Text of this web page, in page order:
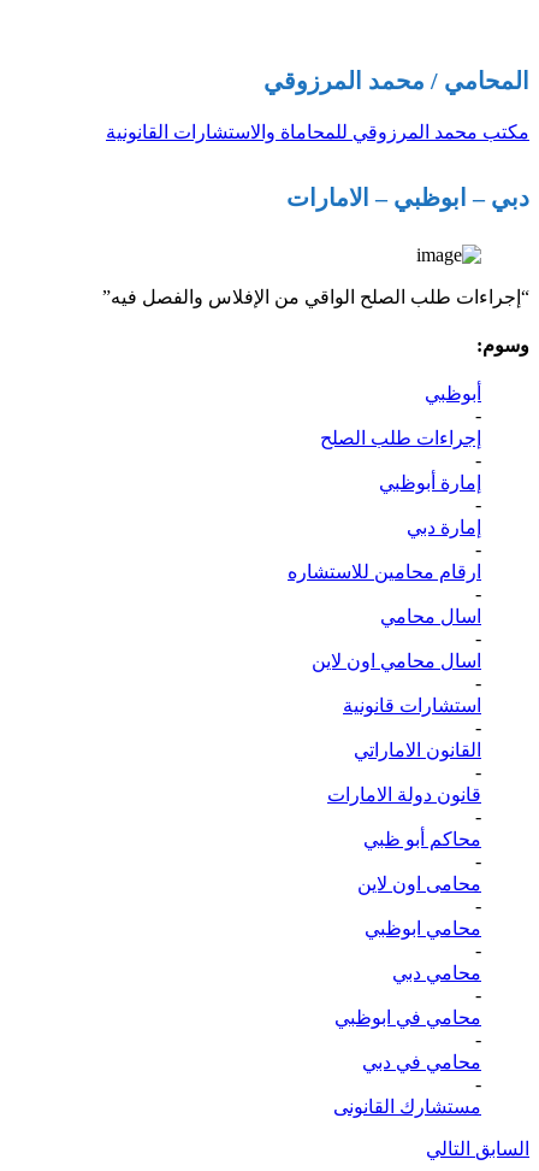
المحامي / محمد المرزوقي
مكتب محمد المرزوقي للمحاماة والاستشارات القانونية
دبي – ابوظبي – الامارات
“إجراءات طلب الصلح الواقي من الإفلاس والفصل فيه”
وسوم:
أبوظبي
-
إجراءات طلب الصلح
-
إمارة أبوظبي
-
إمارة دبي
-
ارقام محامين للاستشاره
-
اسال محامي
-
اسال محامي اون لاين
-
استشارات قانونية
-
القانون الاماراتي
-
قانون دولة الامارات
-
محاكم أبو ظبي
-
محامى اون لاين
-
محامي ابوظبي
-
محامي دبي
-
محامي في ابوظبي
-
محامي في دبي
-
مستشارك القانونى
السابق التالي